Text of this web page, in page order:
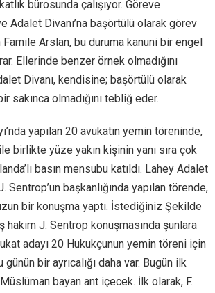
bürosunda çalışıyor. Göreve
Adalet Divanı’na başörtülü olarak görev
Famile Arslan, bu duruma kanuni bir engel
Ellerinde benzer örnek olmadığını
Divanı, kendisine; başörtülü olarak
sakınca olmadığını tebliğ eder.
yapılan 20 avukatın yemin töreninde,
ile birlikte yüze yakın kişinin yanı sıra çok
basın mensubu katıldı. Lahey Adalet
Sentrop’un başkanlığında yapılan törende,
bir konuşma yaptı. İstediğiniz Şekilde
hakim J. Sentrop konuşmasında şunlara
adayı 20 Hukukçunun yemin töreni için
bir ayrıcalığı daha var. Bugün ilk
bayan ant içecek. İlk olarak, F.